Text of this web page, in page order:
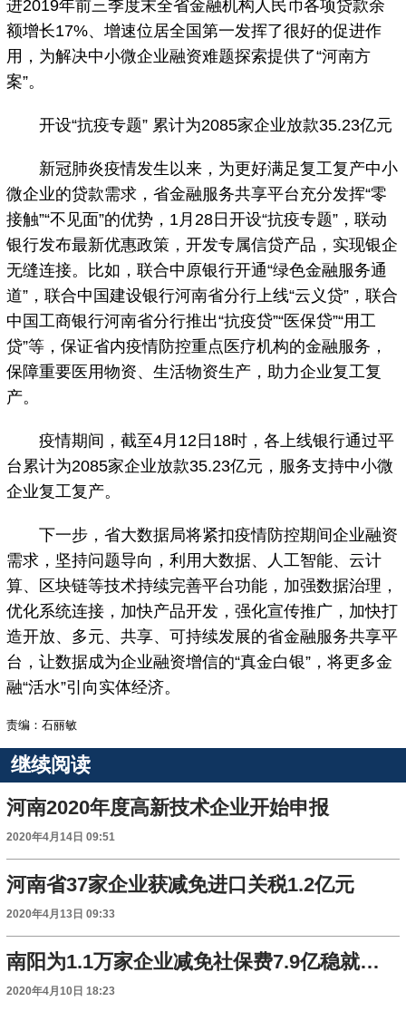
进2019年前三季度末全省金融机构人民币各项贷款余
额增长17%、增速位居全国第一发挥了很好的促进作
用，为解决中小微企业融资难题探索提供了“河南方
案”。
开设“抗疫专题” 累计为2085家企业放款35.23亿元
新冠肺炎疫情发生以来，为更好满足复工复产中小
微企业的贷款需求，省金融服务共享平台充分发挥“零
接触”“不见面”的优势，1月28日开设“抗疫专题”，联动
银行发布最新优惠政策，开发专属信贷产品，实现银企
无缝连接。比如，联合中原银行开通“绿色金融服务通
道”，联合中国建设银行河南省分行上线“云义贷”，联合
中国工商银行河南省分行推出“抗疫贷”“医保贷”“用工
贷”等，保证省内疫情防控重点医疗机构的金融服务，
保障重要医用物资、生活物资生产，助力企业复工复
产。
疫情期间，截至4月12日18时，各上线银行通过平
台累计为2085家企业放款35.23亿元，服务支持中小微
企业复工复产。
下一步，省大数据局将紧扣疫情防控期间企业融资
需求，坚持问题导向，利用大数据、人工智能、云计
算、区块链等技术持续完善平台功能，加强数据治理，
优化系统连接，加快产品开发，强化宣传推广，加快打
造开放、多元、共享、可持续发展的省金融服务共享平
台，让数据成为企业融资增信的“真金白银”，将更多金
融“活水”引向实体经济。
责编：石丽敏
继续阅读
河南2020年度高新技术企业开始申报
2020年4月14日 09:51
河南省37家企业获减免进口关税1.2亿元
2020年4月13日 09:33
南阳为1.1万家企业减免社保费7.9亿稳就业 推进复工复产
2020年4月10日 18:23